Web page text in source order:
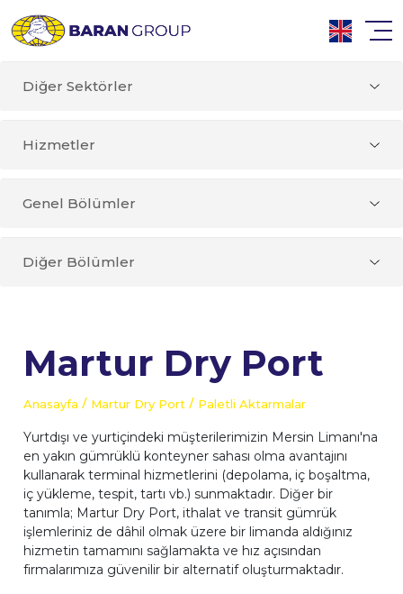
Diğer Sektörler
Hizmetler
Genel Bölümler
Diğer Bölümler
Martur Dry Port
Anasayfa / Martur Dry Port / Paletli Aktarmalar
Yurtdışı ve yurtiçindeki müşterilerimizin Mersin Limanı'na
en yakın gümrüklü konteyner sahası olma avantajını
kullanarak terminal hizmetlerini (depolama, iç boşaltma,
iç yükleme, tespit, tartı vb.) sunmaktadır. Diğer bir
tanımla; Martur Dry Port, ithalat ve transit gümrük
işlemleriniz de dâhil olmak üzere bir limanda aldığınız
hizmetin tamamını sağlamakta ve hız açısından
firmalarımıza güvenilir bir alternatif oluşturmaktadır.